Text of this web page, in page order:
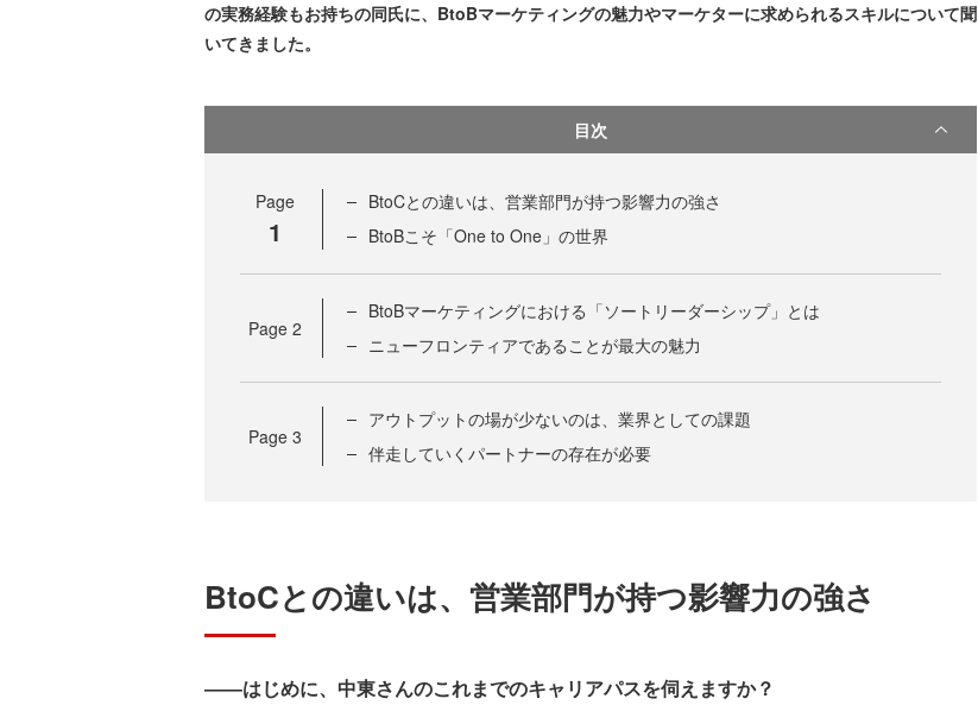
の実務経験もお持ちの同氏に、BtoBマーケティングの魅力やマーケターに求められるスキルについて聞
いてきました。
目次
Page
1
BtoCとの違いは、営業部門が持つ影響力の強さ
BtoBこそ「One to One」の世界
Page 2
BtoBマーケティングにおける「ソートリーダーシップ」とは
ニューフロンティアであることが最大の魅力
Page 3
アウトプットの場が少ないのは、業界としての課題
伴走していくパートナーの存在が必要
BtoCとの違いは、営業部門が持つ影響力の強さ
――はじめに、中東さんのこれまでのキャリアパスを伺えますか？